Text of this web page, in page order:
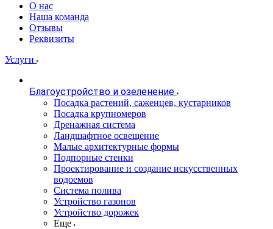
О нас
Наша команда
Отзывы
Реквизиты
Услуги
Благоустройство и озеленение
Посадка растений, саженцев, кустарников
Посадка крупномеров
Дренажная система
Ландшафтное освещение
Малые архитектурные формы
Подпорные стенки
Проектирование и создание искусственных
водоемов
Система полива
Устройство газонов
Устройство дорожек
Еще